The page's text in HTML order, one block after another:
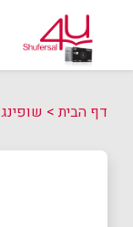
דף הבית> שופינג